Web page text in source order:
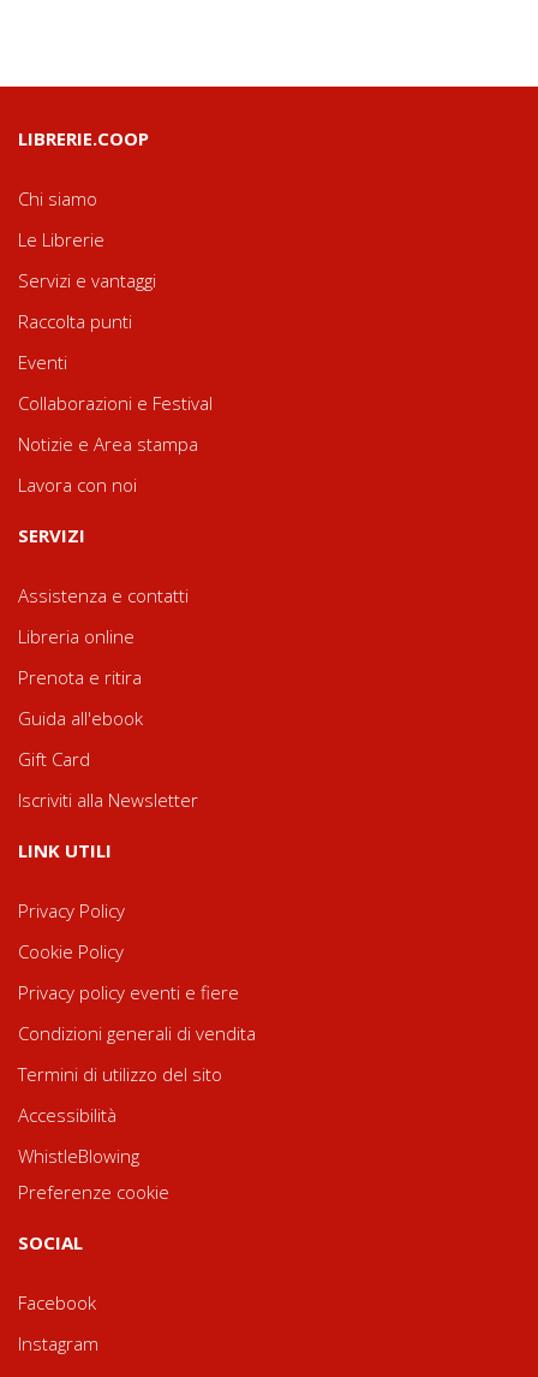
LIBRERIE.COOP
Chi siamo
Le Librerie
Servizi e vantaggi
Raccolta punti
Eventi
Collaborazioni e Festival
Notizie e Area stampa
Lavora con noi
SERVIZI
Assistenza e contatti
Libreria online
Prenota e ritira
Guida all'ebook
Gift Card
Iscriviti alla Newsletter
LINK UTILI
Privacy Policy
Cookie Policy
Privacy policy eventi e fiere
Condizioni generali di vendita
Termini di utilizzo del sito
Accessibilità
WhistleBlowing
Preferenze cookie
SOCIAL
Facebook
Instagram